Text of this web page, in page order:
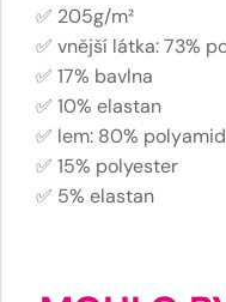
✅ 205g/m²
✅ vnější látka: 73%
✅ 17% bavlna
✅ 10% elastan
✅ lem: 80% polyamid
✅ 15% polyester
✅ 5% elastan